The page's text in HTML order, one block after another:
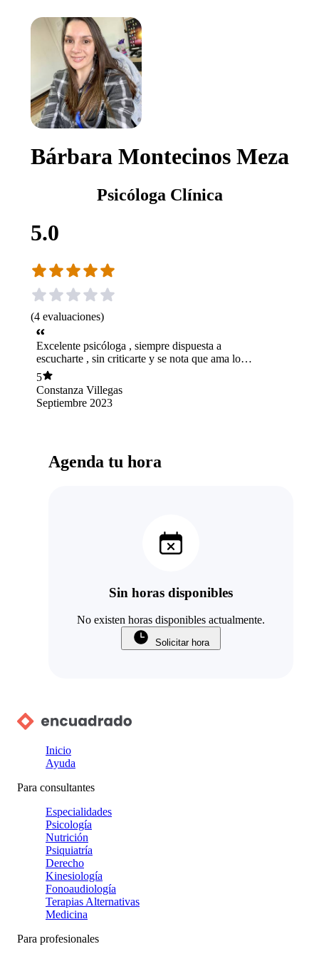
Bárbara Montecinos Meza
Psicóloga Clínica
5.0
(4 evaluaciones)
Excelente psicóloga , siempre dispuesta a
escucharte , sin criticarte y se nota que ama lo
que hace.
5
Constanza Villegas
Septiembre 2023
Agenda tu hora
Sin horas disponibles
No existen horas disponibles actualmente.
Solicitar hora
Inicio
Ayuda
Para consultantes
Especialidades
Psicología
Nutrición
Psiquiatría
Derecho
Kinesiología
Fonoaudiología
Terapias Alternativas
Medicina
Para profesionales